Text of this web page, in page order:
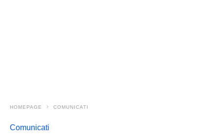
HOMEPAGE COMUNICATI
Comunicati